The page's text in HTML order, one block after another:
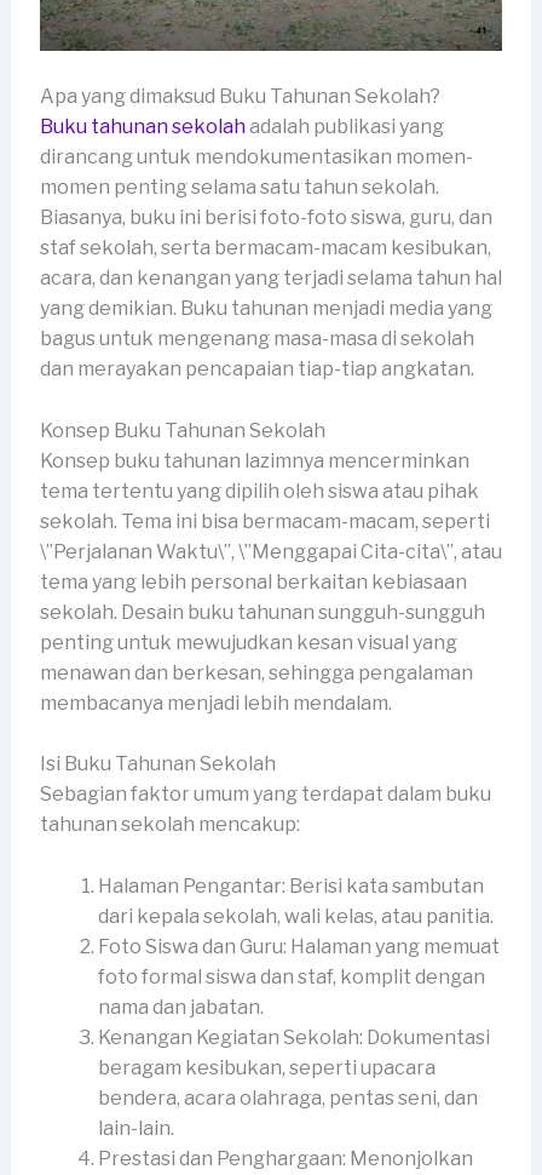
Apa yang dimaksud Buku Tahunan Sekolah?
Buku tahunan sekolahadalah publikasi yang
dirancang untuk mendokumentasikan momen-
momen penting selama satu tahun sekolah.
Biasanya, buku ini berisi foto-foto siswa, guru, dan
staf sekolah, serta bermacam-macam kesibukan,
acara, dan kenangan yang terjadi selama tahun hal
yang demikian. Buku tahunan menjadi media yang
bagus untuk mengenang masa-masa di sekolah
dan merayakan pencapaian tiap-tiap angkatan.
Konsep Buku Tahunan Sekolah
Konsep buku tahunan lazimnya mencerminkan
tema tertentu yang dipilih oleh siswa atau pihak
sekolah. Tema ini bisa bermacam-macam, seperti
\”Perjalanan Waktu\”, \”Menggapai Cita-cita\”, atau
tema yang lebih personal berkaitan kebiasaan
sekolah. Desain buku tahunan sungguh-sungguh
penting untuk mewujudkan kesan visual yang
menawan dan berkesan, sehingga pengalaman
membacanya menjadi lebih mendalam.
Isi Buku Tahunan Sekolah
Sebagian faktor umum yang terdapat dalam buku
tahunan sekolah mencakup:
Halaman Pengantar: Berisi kata sambutan
dari kepala sekolah, wali kelas, atau panitia.
Foto Siswa dan Guru: Halaman yang memuat
foto formal siswa dan staf, komplit dengan
nama dan jabatan.
Kenangan Kegiatan Sekolah: Dokumentasi
beragam kesibukan, seperti upacara
bendera, acara olahraga, pentas seni, dan
lain-lain.
Prestasi dan Penghargaan: Menonjolkan